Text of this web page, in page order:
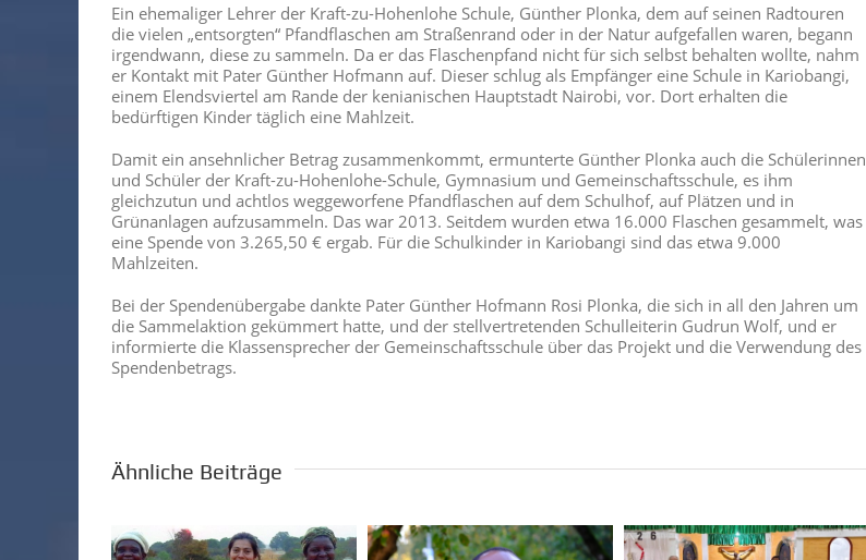
Ein ehemaliger Lehrer der Kraft-zu-Hohenlohe Schule, Günther Plonka, dem auf seinen Radtouren
die vielen „entsorgten“ Pfandflaschen am Straßenrand oder in der Natur aufgefallen waren, begann
irgendwann, diese zu sammeln. Da er das Flaschenpfand nicht für sich selbst behalten wollte, nahm
er Kontakt mit Pater Günther Hofmann auf. Dieser schlug als Empfänger eine Schule in Kariobangi,
einem Elendsviertel am Rande der kenianischen Hauptstadt Nairobi, vor. Dort erhalten die
bedürftigen Kinder täglich eine Mahlzeit.
Damit ein ansehnlicher Betrag zusammenkommt, ermunterte Günther Plonka auch die Schülerinnen
und Schüler der Kraft-zu-Hohenlohe-Schule, Gymnasium und Gemeinschaftsschule, es ihm
gleichzutun und achtlos weggeworfene Pfandflaschen auf dem Schulhof, auf Plätzen und in
Grünanlagen aufzusammeln. Das war 2013. Seitdem wurden etwa 16.000 Flaschen gesammelt, was
eine Spende von 3.265,50 € ergab. Für die Schulkinder in Kariobangi sind das etwa 9.000
Mahlzeiten.
Bei der Spendenübergabe dankte Pater Günther Hofmann Rosi Plonka, die sich in all den Jahren um
die Sammelaktion gekümmert hatte, und der stellvertretenden Schulleiterin Gudrun Wolf, und er
informierte die Klassensprecher der Gemeinschaftsschule über das Projekt und die Verwendung des
Spendenbetrags.
Ähnliche Beiträge